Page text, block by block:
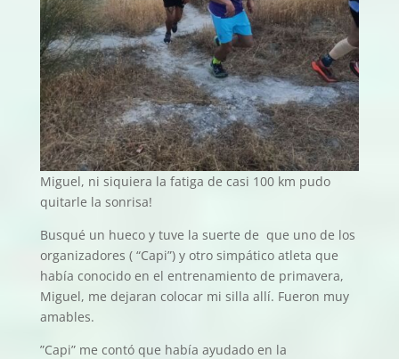
Miguel, ni siquiera la fatiga de casi 100 km pudo
quitarle la sonrisa!
Busqué un hueco y tuve la suerte de que uno de los
organizadores ( “Capi”) y otro simpático atleta que
había conocido en el entrenamiento de primavera,
Miguel, me dejaran colocar mi silla allí. Fueron muy
amables.
”Capi” me contó que había ayudado en la